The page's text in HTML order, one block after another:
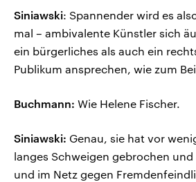
Siniawski: Spannender wird es
mal – ambivalente Künstler sich
ein bürgerliches als auch ein
Publikum ansprechen, wie zum
Buchmann: Wie Helene Fischer.
Siniawski: Genau, sie hat vor
langes Schweigen gebrochen
und im Netz gegen